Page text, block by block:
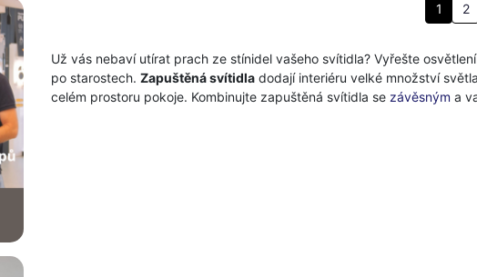
1 2
Už vás nebaví utírat prach ze stínidel vašeho svítidla? Vyřešte
po starostech. Zapuštěná svítidla dodají interiéru velké množství
celém prostoru pokoje. Kombinujte zapuštěná svítidla se závěsným a